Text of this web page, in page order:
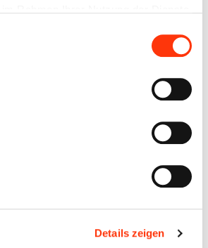
Webseite weiterhin nutzen.
Details zeigen